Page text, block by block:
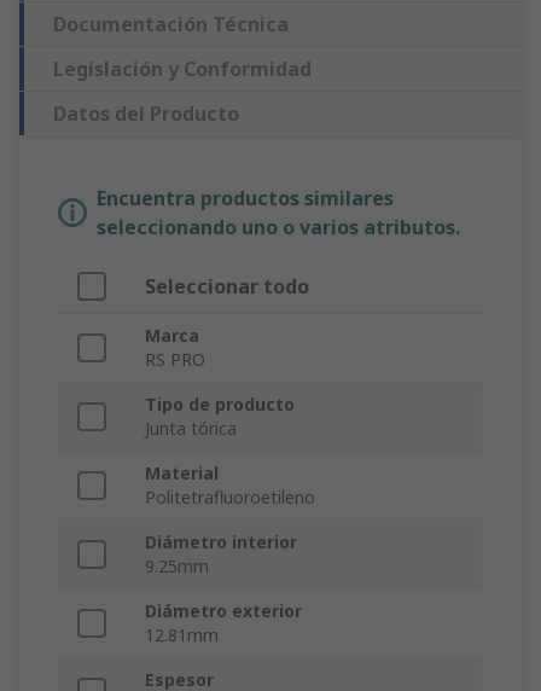
Documentación Técnica
Legislación y Conformidad
Datos del Producto
Encuentra productos similares
seleccionando uno o varios atributos.
Seleccionar todo
Marca
RS PRO
Tipo de producto
Junta tórica
Material
Politetrafluoroetileno
Diámetro interior
9.25mm
Diámetro exterior
12.81mm
Espesor